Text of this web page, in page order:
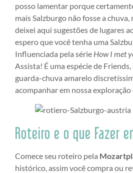
posso lamentar porque
mais Salzburgo não fosse a chuva,
deixei aqui sugestões de lugares
espero que você tenha uma
Influenciada pela série How I met
Assista! É uma espécie de
guarda-chuva amarelo
acompanhar em nossa exploração
Roteiro e o que Fazer
Comece seu roteiro pela
histórico, assim você compra ou